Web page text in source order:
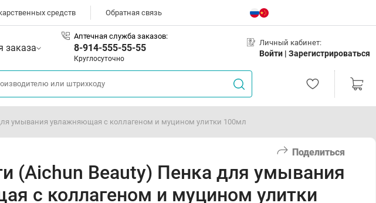
средств Обратная связь
заказа
Аптечная служба заказов:
8-914-555-55-55
Круглосуточно
Личный кабинет:
Войти | Зарегистрироваться
умывания увлажняющая с коллагеном и муцином улитки 100мл
Поделиться
(Aichun Beauty) Пенка для умывания
с коллагеном и муцином улитки